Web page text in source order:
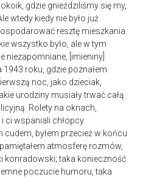
gdzie gnieździliśmy się my,
wtedy kiedy nie było już
resztę mieszkania.
wszystko było, ale w tym
niezapomniane, [imieniny]
1943 roku, gdzie poznałem
noc, jako dzieciak,
urodziny musiały trwać całą
Rolety na oknach,
ci wspaniali chłopcy.
cudem, byłem przecież w końcu
atmosferę rozmów,
konradowski; taka konieczność
poczucie humoru, taka